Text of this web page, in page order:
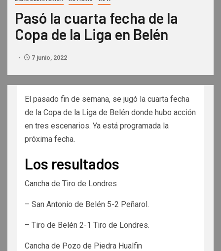
Pasó la cuarta fecha de la
Copa de la Liga en Belén
7 junio, 2022
El pasado fin de semana, se jugó la cuarta fecha
de la Copa de la Liga de Belén donde hubo acción
en tres escenarios. Ya está programada la
próxima fecha.
Los resultados
Cancha de Tiro de Londres
– San Antonio de Belén 5-2 Peñarol.
– Tiro de Belén 2-1 Tiro de Londres.
Cancha de Pozo de Piedra Hualfin